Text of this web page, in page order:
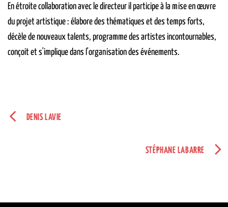
En étroite collaboration avec le directeur il participe à la mise en œuvre
du projet artistique : élabore des thématiques et des temps forts,
décèle de nouveaux talents, programme des artistes incontournables,
conçoit et s'implique dans l'organisation des événements.
DENIS LAVIE
STÉPHANE LABARRE